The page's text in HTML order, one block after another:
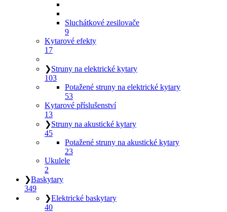
Sluchátkové zesilovače
9
Kytarové efekty
17
❯Struny na elektrické kytary
103
Potažené struny na elektrické kytary
53
Kytarové příslušenství
13
❯Struny na akustické kytary
45
Potažené struny na akustické kytary
23
Ukulele
2
❯Baskytary
349
❯Elektrické baskytary
40